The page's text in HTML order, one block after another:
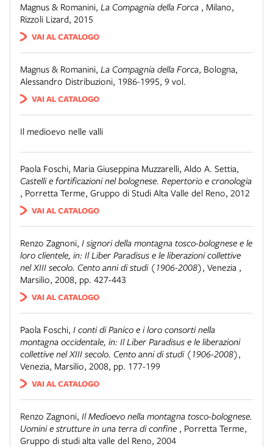
Magnus & Romanini, La Compagnia della Forca , Milano,
Rizzoli Lizard, 2015
VAI AL CATALOGO
Magnus & Romanini, La Compagnia della Forca, Bologna,
Alessandro Distribuzioni, 1986-1995, 9 vol.
VAI AL CATALOGO
Il medioevo nelle valli
Paola Foschi, Maria Giuseppina Muzzarelli, Aldo A. Settia,
Castelli e fortificazioni nel bolognese. Repertorio e cronologia
, Porretta Terme, Gruppo di Studi Alta Valle del Reno, 2012
VAI AL CATALOGO
Renzo Zagnoni, I signori della montagna tosco-bolognese e le
loro clientele, in: Il Liber Paradisus e le liberazioni collettive
nel XIII secolo. Cento anni di studi (1906-2008), Venezia ,
Marsilio, 2008, pp. 427-443
VAI AL CATALOGO
Paola Foschi, I conti di Panico e i loro consorti nella
montagna occidentale, in: Il Liber Paradisus e le liberazioni
collettive nel XIII secolo. Cento anni di studi (1906-2008),
Venezia, Marsilio, 2008, pp. 177-199
VAI AL CATALOGO
Renzo Zagnoni, Il Medioevo nella montagna tosco-bolognese.
Uomini e strutture in una terra di confine , Porretta Terme,
Gruppo di studi alta valle del Reno, 2004